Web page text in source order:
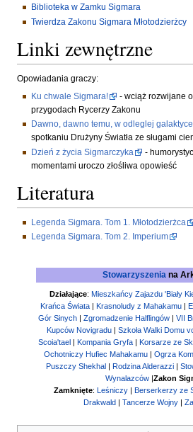
Biblioteka w Zamku Sigmara
Twierdza Zakonu Sigmara Młotodzierżcy
Linki zewnętrzne
Opowiadania graczy:
Ku chwale Sigmara!
- wciąż rozwijane
przygodach Rycerzy Zakonu
Dawno, dawno temu, w odleglej
spotkaniu Drużyny Światła ze sługami
Dzień z życia Sigmarczyka
-
momentami uroczo złośliwa opowieść
Literatura
Legenda Sigmara. Tom 1. Młotodzierżca
Legenda Sigmara. Tom 2. Imperium
Stowarzyszenia na
Działające: Mieszkańcy Zajazdu 'Biały
Krańca Świata | Krasnoludy z Mahakamu |
Gór Sinych | Zgromadzenie Halflingów | VII
Kupców Novigradu | Szkoła Walki Domu
Scoia'tael| Kompania Gryfa| Korsarze ze
Ochotniczy Hufiec Mahakamu| Ogrza
Puszczy Shekhal| Rodzina Alderazzi|
Wynalazców|Zakon
Zamknięte: Leśniczy| Berserkerzy ze
Drakwald | Tancerze Wojny |